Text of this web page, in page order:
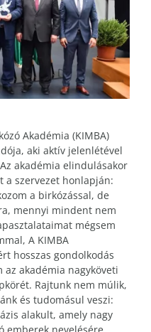
Akadémia (KIMBA)
aki aktív jelenlétével
akadémia elindulásakor
a szervezet honlapján:
a birkózással, de
mennyi mindent nem
mégsem
A KIMBA
hosszas gondolkodás
akadémia nagyköveti
Rajtunk nem múlik,
és tudomásul veszi:
alakult, amely nagy